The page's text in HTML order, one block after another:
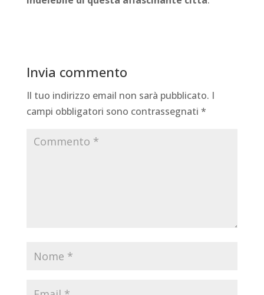
Invia commento
Il tuo indirizzo email non sarà pubblicato. I
campi obbligatori sono contrassegnati *